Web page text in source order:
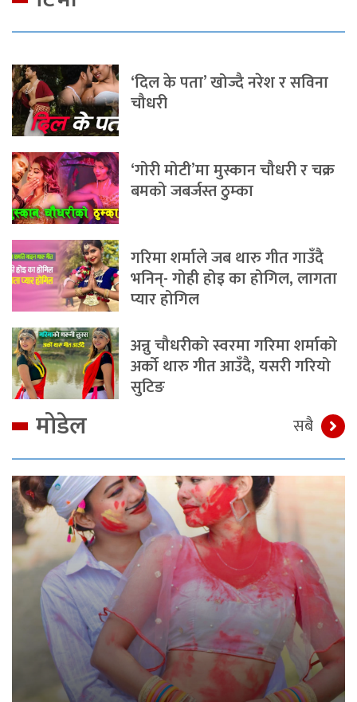
‘दिल के पता’ खोज्दै नरेश र सविना
चौधरी
‘गोरी मोटी’मा मुस्कान चौधरी र चक्र
बमको जबर्जस्त ठुम्का
गरिमा शर्माले जब थारु गीत गाउँदै
भनिन्- गोही होइ का होगिल, लागता
प्यार होगिल
अन्नु चौधरीको स्वरमा गरिमा शर्माको
अर्को थारु गीत आउँदै, यसरी गरियो
सुटिङ
मोडेल सबै